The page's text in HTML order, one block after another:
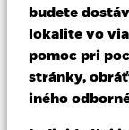
budete
lokalite vo
pomoc pri
stránky,
iného
Aladdin
Naša spoločnosť
52 WK: 77,79 - 83,18
Celkový výnos NAV
YTD: -
3,54%